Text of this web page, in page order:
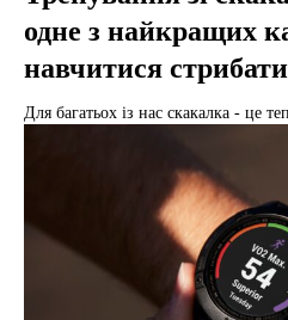
одне з найкращих
навчитися
Для багатьох із нас скакалка - це